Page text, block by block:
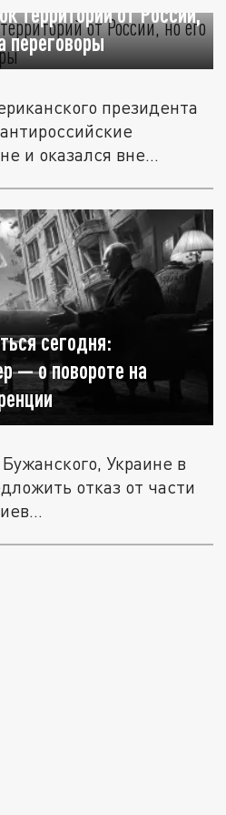
территорий от России,
переговоры
президента
и оказался вне...
сегодня:
— о повороте на
Украине в
отказ от части